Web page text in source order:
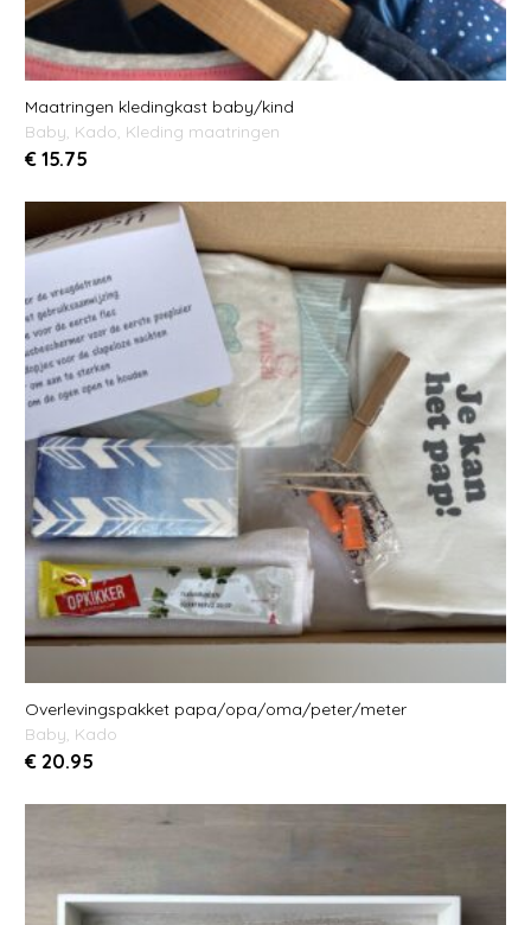
Maatringen kledingkast baby/kind
Baby, Kado, Kleding maatringen
€ 15.75
Overlevingspakket papa/opa/oma/peter/meter
Baby, Kado
€ 20.95